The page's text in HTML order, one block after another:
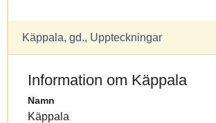
Käppala, gd., Uppteckningar
Information om Käppala
Namn
Käppala